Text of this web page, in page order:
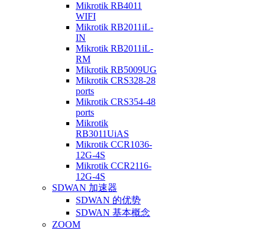
Mikrotik RB4011
WIFI
Mikrotik RB2011iL-
IN
Mikrotik RB2011iL-
RM
Mikrotik RB5009UG
Mikrotik CRS328-28
ports
Mikrotik CRS354-48
ports
Mikrotik
RB3011UiAS
Mikrotik CCR1036-
12G-4S
Mikrotik CCR2116-
12G-4S
SDWAN 加速器
SDWAN 的优势
SDWAN 基本概念
ZOOM